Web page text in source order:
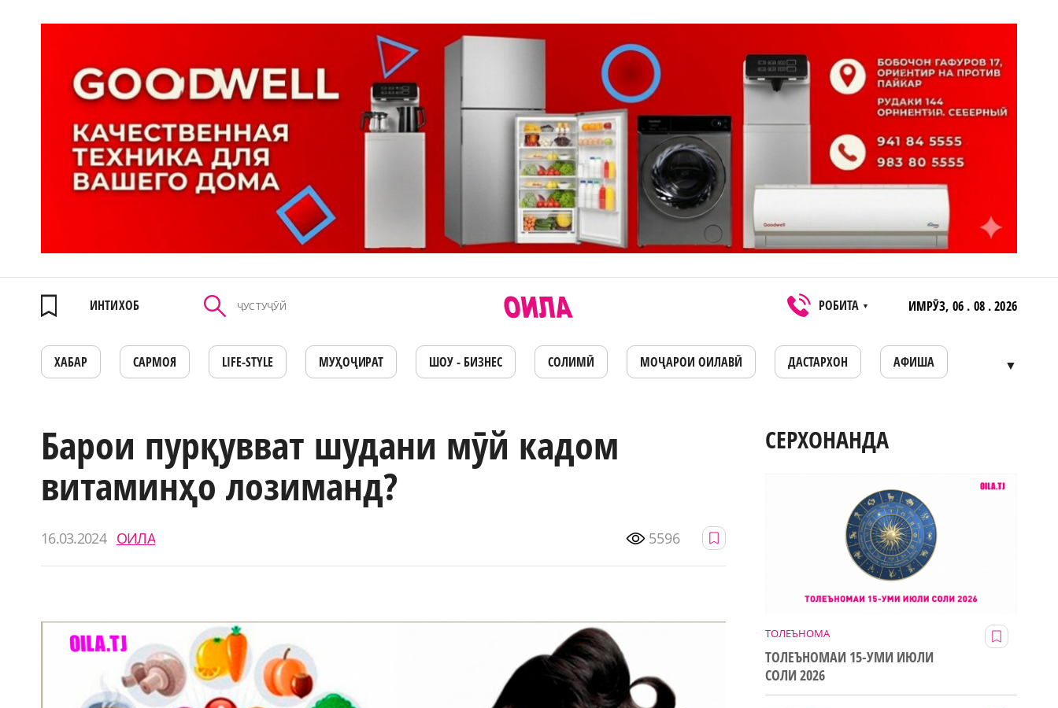
ИНТИХОБ РОБИТА ▼ ИМРӮЗ, 06 . 08 . 2026
ХАБАР САРМОЯ LIFE-STYLE МУҲОҶИРАТ ШОУ - БИЗНЕС СОЛИМӢ МОҶАРОИ ОИЛАВӢ ДАСТАРХОН АФИША ▼
Барои пурқувват шудани мӯй кадом
витаминҳо лозиманд?
16.03.2024 ОИЛА 5596
СЕРХОНАНДА
ТОЛЕЪНОМА
ТОЛЕЪНОМАИ 15-УМИ ИЮЛИ
СОЛИ 2026